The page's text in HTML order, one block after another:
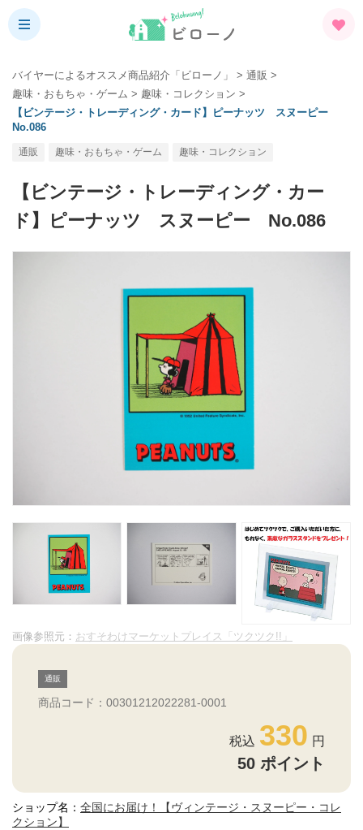
バイヤーによるオススメ商品紹介「ビローノ」 > 通販 >
趣味・おもちゃ・ゲーム > 趣味・コレクション >
【ビンテージ・トレーディング・カード】ピーナッツ スヌーピー
No.086
通販 趣味・おもちゃ・ゲーム 趣味・コレクション
【ビンテージ・トレーディング・カー
ド】ピーナッツ スヌーピー No.086
画像参照元： おすそわけマーケットプレイス「ツクツク!!」
通販
商品コード：00301212022281-0001
330
50 ポイント
ショップ名： 全国にお届け！【ヴィンテージ・スヌーピー・コレ
クション】